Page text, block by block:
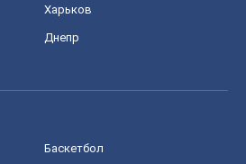
Харьков
Днепр
Баскетбол